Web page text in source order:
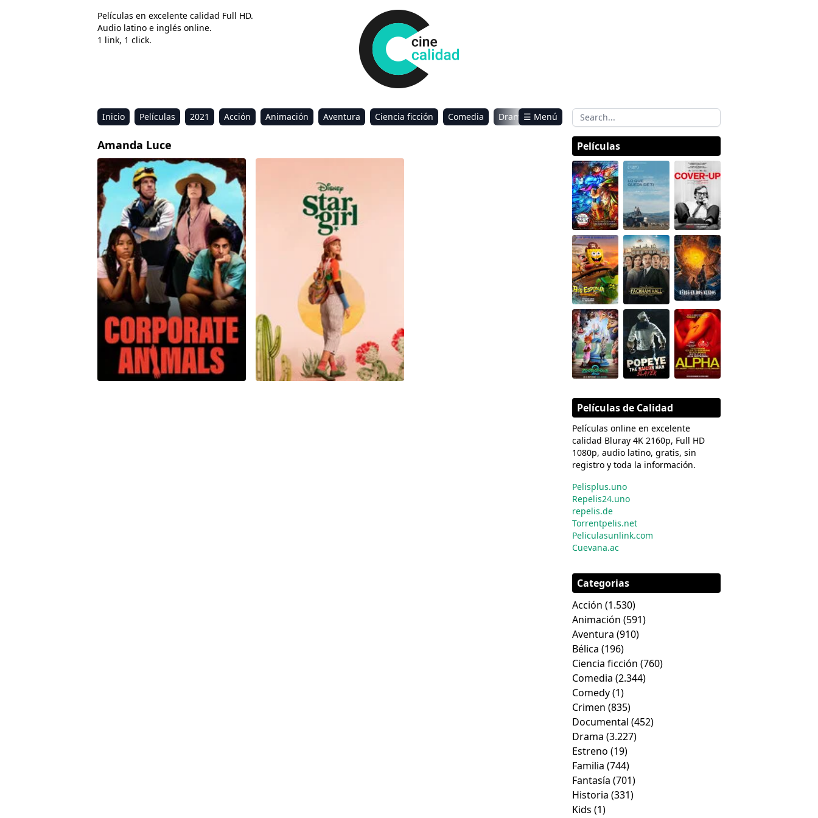
Películas en excelente calidad Full HD.
Audio latino e inglés online.
1 link, 1 click.
Inicio Películas 2021 Acción Animación Aventura Ciencia ficción Comedia
Drama
Kids
☰ Menú
Amanda Luce
Ejecutivos agresivos
Películas
Películas de Calidad
Películas online en excelente
calidad Bluray 4K 2160p, Full HD
1080p, audio latino, gratis, sin
registro y toda la información.
Pelisplus.uno
Repelis24.uno
repelis.de
Torrentpelis.net
Peliculasunlink.com
Cuevana.ac
Categorias
Acción (1.530)
Animación (591)
Aventura (910)
Bélica (196)
Ciencia ficción (760)
Comedia (2.344)
Comedy(1)
Crimen (835)
Documental (452)
Drama (3.227)
Estreno (19)
Familia (744)
Fantasía (701)
Historia (331)
Kids (1)